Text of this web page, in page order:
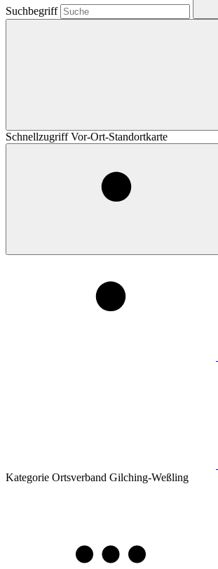
Suchbegriff
Schnellzugriff Vor-Ort-Standortkarte
Kategorie Ortsverband Gilching-Weßling